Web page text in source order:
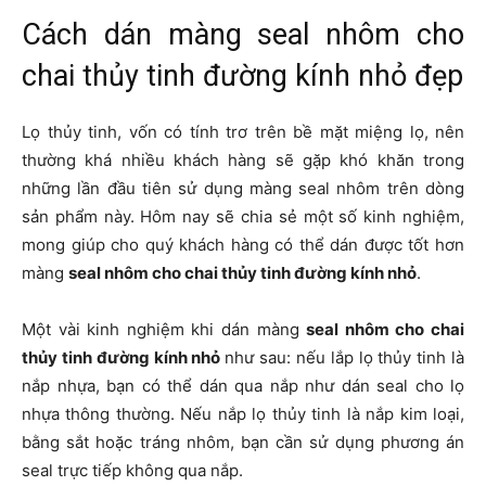
Cách dán màng seal nhôm cho
chai thủy tinh đường kính nhỏ đẹp
Lọ thủy tinh, vốn có tính trơ trên bề mặt miệng lọ, nên
thường khá nhiều khách hàng sẽ gặp khó khăn trong
những lần đầu tiên sử dụng màng seal nhôm trên dòng
sản phẩm này. Hôm nay sẽ chia sẻ một số kinh nghiệm,
mong giúp cho quý khách hàng có thể dán được tốt hơn
màng seal nhôm cho chai thủy tinh đường kính nhỏ.
Một vài kinh nghiệm khi dán màngseal nhôm cho chai
thủy tinh đường kính nhỏ như sau: nếu lắp lọ thủy tinh là
nắp nhựa, bạn có thể dán qua nắp như dán seal cho lọ
nhựa thông thường. Nếu nắp lọ thủy tinh là nắp kim loại,
bằng sắt hoặc tráng nhôm, bạn cần sử dụng phương án
seal trực tiếp không qua nắp.